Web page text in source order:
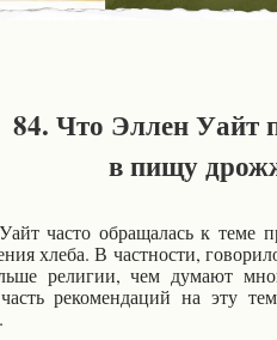
84. Что Эллен Уайт
в пищу
часто обращалась к теме
хлеба. В частности,
религии, чем думают
рекомендаций на эту